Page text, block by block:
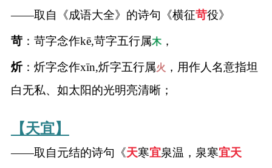
虎年起名
取
名
典
——取自《成语大全》的诗句《横征苛役》
苛：苛字念作kē,苛字五行属木，
炘：炘字念作xīn,炘字五行属火 ，用作人名意指坦
白无私、如太阳的光明亮清晰；
【天宜】
——取自元结的诗句《天寒宜泉温，泉寒宜天